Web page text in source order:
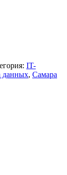
IT-
данных, Самара